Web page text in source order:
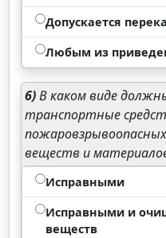
Допускается
Любым из
6)В каком виде
транспортные
веществ и
Исправными
Исправными и
веществ